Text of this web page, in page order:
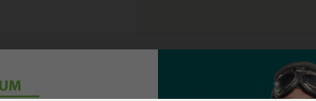
Video